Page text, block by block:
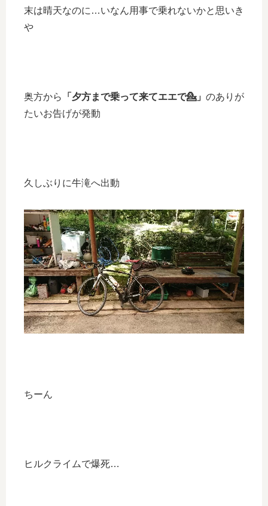
末は晴天なのに…いなん用事で乗れないかと思いき
や
奥方から 「夕方まで乗って来てエエで💁」 のありが
たいお告げが発動
久しぶりに牛滝へ出動
ちーん
ヒルクライムで爆死…